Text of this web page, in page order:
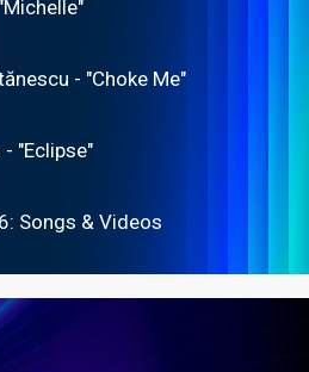
- "Choke Me"
"Eclipse"
Songs & Videos